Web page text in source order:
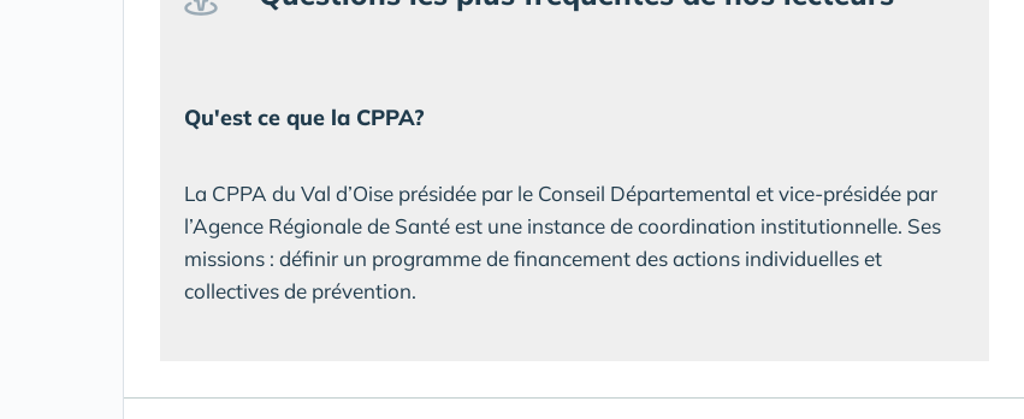
Qu'est ce que la CPPA?
La CPPA du Val d’Oise présidée par le Conseil Départemental et vice-présidée par
l’Agence Régionale de Santé est une instance de coordination institutionnelle. Ses
missions : définir un programme de financement des actions individuelles et
collectives de prévention.